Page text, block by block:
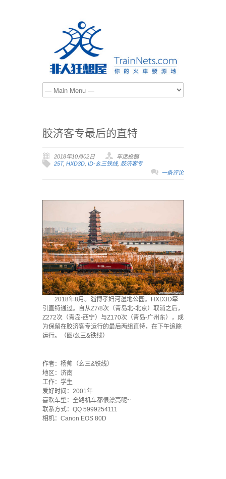
胶济客专最后的直特
2018年10月02日
车迷投稿
25T, HXD3D, ID-幺三铁线, 胶济客专
一条评论
2018年8月。淄博孝妇河湿地公园。HXD3D牵
引直特通过。自从Z7/8次（青岛北-北京）取消之后，
Z272次（青岛-西宁）与Z170次（青岛-广州东），成
为保留在胶济客专运行的最后两组直特，在下午追踪
运行。（图/幺三&铁线）
作者：杨帅（幺三&铁线）
地区：济南
工作：学生
爱好时间：2001年
喜欢车型：全路机车都很漂亮呢~
联系方式：QQ 5999254111
相机：Canon EOS 80D